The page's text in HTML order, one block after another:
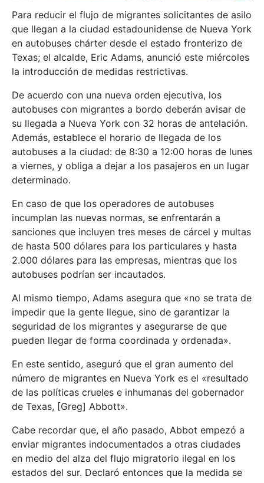
Para reducir el flujo de migrantes solicitantes de asilo
que llegan a la ciudad estadounidense de Nueva York
en autobuses chárter desde el estado fronterizo de
Texas; el alcalde, Eric Adams, anunció este miércoles
la introducción de medidas restrictivas.
De acuerdo con una nueva orden ejecutiva, los
autobuses con migrantes a bordo deberán avisar de
su llegada a Nueva York con 32 horas de antelación.
Además, establece el horario de llegada de los
autobuses a la ciudad: de 8:30 a 12:00 horas de lunes
a viernes, y obliga a dejar a los pasajeros en un lugar
determinado.
En caso de que los operadores de autobuses
incumplan las nuevas normas, se enfrentarán a
sanciones que incluyen tres meses de cárcel y multas
de hasta 500 dólares para los particulares y hasta
2.000 dólares para las empresas, mientras que los
autobuses podrían ser incautados.
Al mismo tiempo, Adams asegura que «no se trata de
impedir que la gente llegue, sino de garantizar la
seguridad de los migrantes y asegurarse de que
pueden llegar de forma coordinada y ordenada».
En este sentido, aseguró que el gran aumento del
número de migrantes en Nueva York es el «resultado
de las políticas crueles e inhumanas del gobernador
de Texas, [Greg] Abbott».
Cabe recordar que, el año pasado, Abbot empezó a
enviar migrantes indocumentados a otras ciudades
en medio del alza del flujo migratorio ilegal en los
estados del sur. Declaró entonces que la medida se